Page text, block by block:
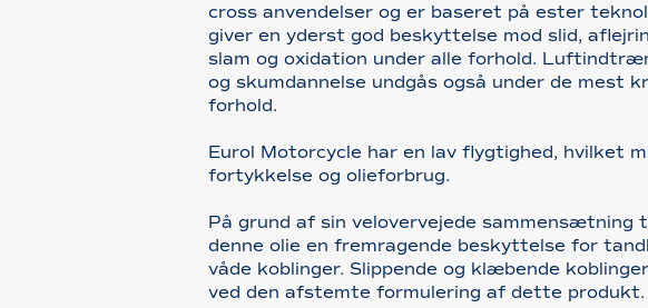
cross anvendelser og er baseret på ester
giver en yderst god beskyttelse mod slid,
slam og oxidation under alle forhold.
og skumdannelse undgås også under de mest
forhold.
Eurol Motorcycle har en lav flygtighed, hvilket
fortykkelse og olieforbrug.
På grund af sin velovervejede sammensætning
denne olie en fremragende beskyttelse for
våde koblinger. Slippende og klæbende
ved den afstemte formulering af dette produkt.